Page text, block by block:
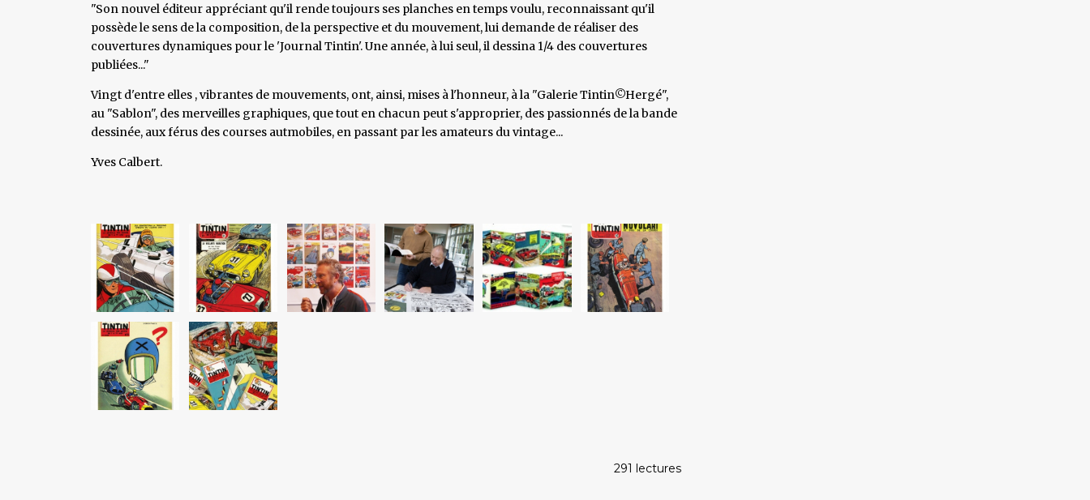
"Son nouvel éditeur appréciant qu'il rende toujours ses planches en temps voulu, reconnaissant qu'il
possède le sens de la composition, de la perspective et du mouvement, lui demande de réaliser des
couvertures dynamiques pour le 'Journal Tintin'. Une année, à lui seul, il dessina 1/4 des couvertures
publiées..."
Vingt d'entre elles , vibrantes de mouvements, ont, ainsi, mises à l'honneur, à la "Galerie Tintin©Hergé",
au "Sablon", des merveilles graphiques, que tout en chacun peut s'approprier, des passionnés de la bande
dessinée, aux férus des courses autmobiles, en passant par les amateurs du vintage...
Yves Calbert.
291 lectures